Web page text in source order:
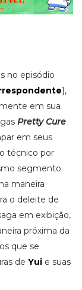
no episódio
],
em sua
Pretty Cure
em seus
técnico por
segmento
maneira
o deleite de
em exibição,
próxima da
que se
de Yuie suas